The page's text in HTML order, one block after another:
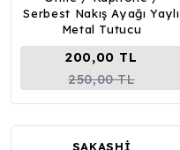
Serbest Nakış Ayağı Yaylı
Metal Tutucu
200,00 TL
250,00 TL
SAKASHİ